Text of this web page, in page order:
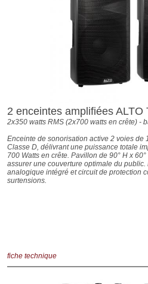
2 enceintes amplifiées ALTO
2x350 watts RMS (2x700 watts en crête) -
Enceinte de sonorisation active 2 voies de
Classe D, délivrant une puissance totale
700 Watts en crête. Pavillon de 90° H x
assurer une couverture optimale du public.
analogique intégré et circuit de protection
surtensions.
fiche technique